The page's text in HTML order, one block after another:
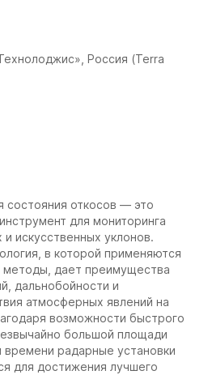
Россия (Terra
состояния откосов — это
для мониторинга
искусственных уклонов.
в которой применяются
дает преимущества
дальнобойности и
атмосферных явлений на
возможности быстрого
большой площади
времени радарные установки
для достижения лучшего